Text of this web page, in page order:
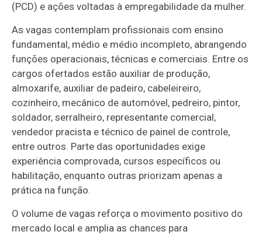
(PCD) e ações voltadas à empregabilidade da mulher.
As vagas contemplam profissionais com ensino
fundamental, médio e médio incompleto, abrangendo
funções operacionais, técnicas e comerciais. Entre os
cargos ofertados estão auxiliar de produção,
almoxarife, auxiliar de padeiro, cabeleireiro,
cozinheiro, mecânico de automóvel, pedreiro, pintor,
soldador, serralheiro, representante comercial,
vendedor pracista e técnico de painel de controle,
entre outros. Parte das oportunidades exige
experiência comprovada, cursos específicos ou
habilitação, enquanto outras priorizam apenas a
prática na função.
O volume de vagas reforça o movimento positivo do
mercado local e amplia as chances para